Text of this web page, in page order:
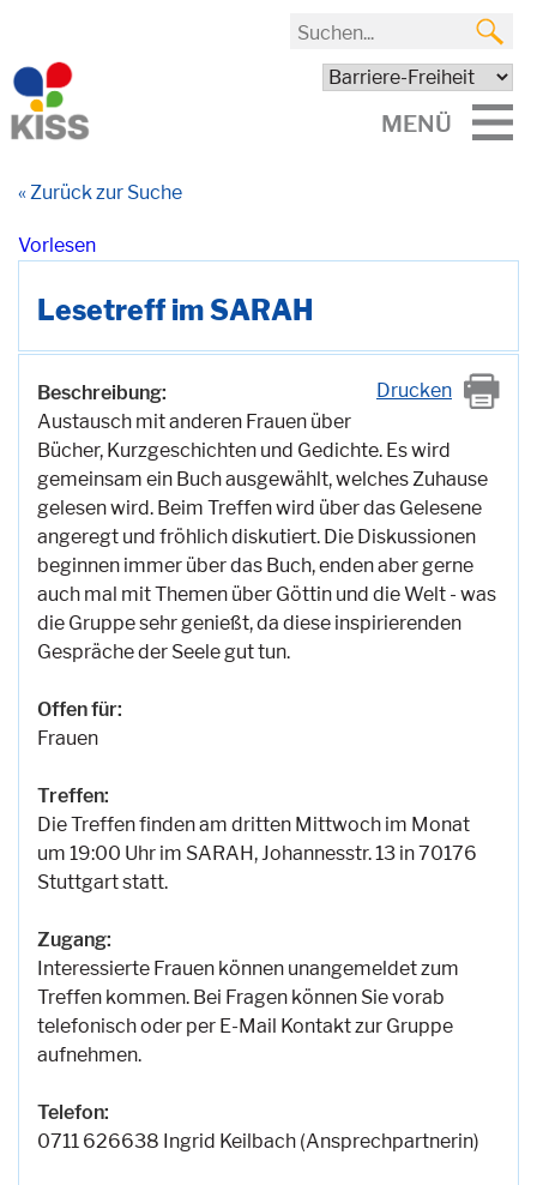
MENÜ
« Zurück zur Suche
Vorlesen
Lesetreff im SARAH
Drucken
Beschreibung:
Austausch mit anderen Frauen über
Bücher, Kurzgeschichten und Gedichte. Es wird
gemeinsam ein Buch ausgewählt, welches Zuhause
gelesen wird. Beim Treffen wird über das Gelesene
angeregt und fröhlich diskutiert. Die Diskussionen
beginnen immer über das Buch, enden aber gerne
auch mal mit Themen über Göttin und die Welt - was
die Gruppe sehr genießt, da diese inspirierenden
Gespräche der Seele gut tun.
Offen für:
Frauen
Treffen:
Die Treffen finden am dritten Mittwoch im Monat
um 19:00 Uhr im SARAH, Johannesstr. 13 in 70176
Stuttgart statt.
Zugang:
Interessierte Frauen können unangemeldet zum
Treffen kommen. Bei Fragen können Sie vorab
telefonisch oder per E-Mail Kontakt zur Gruppe
aufnehmen.
Telefon:
0711 626638 Ingrid Keilbach (Ansprechpartnerin)